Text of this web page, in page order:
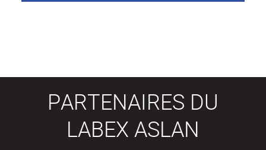
PARTENAIRES DU
LABEX ASLAN